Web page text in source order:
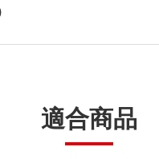
適合商品